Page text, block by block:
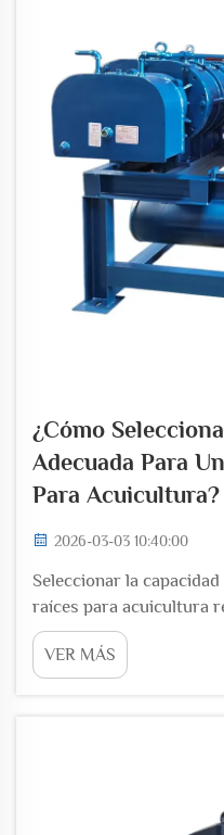
¿Cómo
Adecuada Para
Para Acuicultura?
2026-03-03 10:40:00
Seleccionar la
raíces para acuicultura
decisiones más críticas
aireación eficiente para
incorrecta de la
VER MÁS